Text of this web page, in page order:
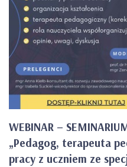
WEBINAR –
„Pedagog, terapeuta
pracy z uczniem ze